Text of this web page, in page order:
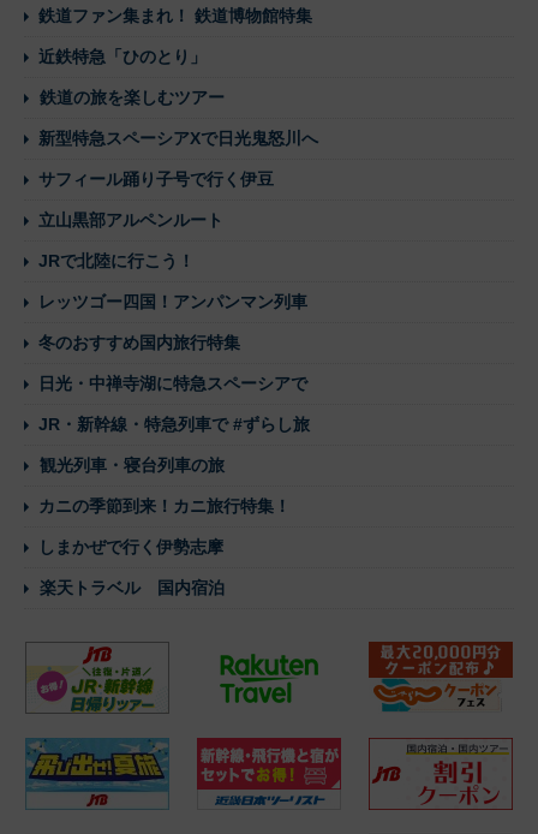
鉄道ファン集まれ！ 鉄道博物館特集
近鉄特急「ひのとり」
鉄道の旅を楽しむツアー
新型特急スペーシアXで日光鬼怒川へ
サフィール踊り子号で行く伊豆
立山黒部アルペンルート
JRで北陸に行こう！
レッツゴー四国！アンパンマン列車
冬のおすすめ国内旅行特集
日光・中禅寺湖に特急スペーシアで
JR・新幹線・特急列車で #ずらし旅
観光列車・寝台列車の旅
カニの季節到来！カニ旅行特集！
しまかぜで行く伊勢志摩
楽天トラベル 国内宿泊